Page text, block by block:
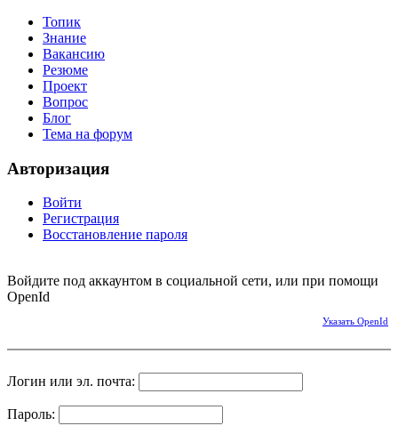
Топик
Знание
Вакансию
Резюме
Проект
Вопрос
Блог
Тема на форум
Авторизация
Войти
Регистрация
Восстановление пароля
Войдите под аккаунтом в социальной сети, или при помощи
OpenId
Указать OpenId
Логин или эл. почта:
Пароль: